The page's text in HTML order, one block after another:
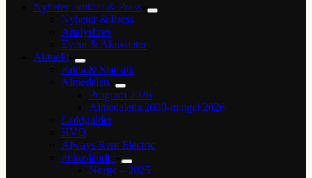
Nyheter, artiklar & Press
Nyheter & Press
Analysbrev
Event & Aktiviteter
Aktuellt
Fakta & Statistik
Almedalen
Program 2026
Almedalens 2030-mingel 2026
Laddguldet
HVO
Always Rent Electric
Fokusländer
Norge – 2025